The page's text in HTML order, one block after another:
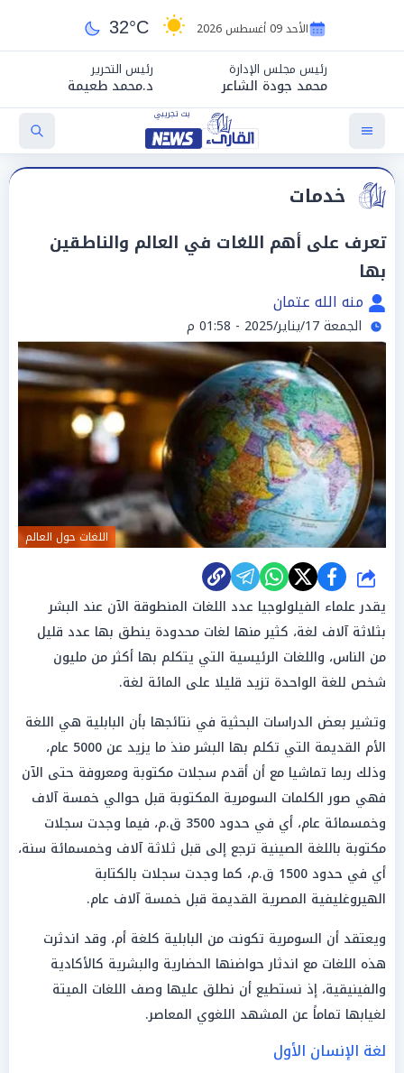
الأحد 09 أغسطس 2026 32°C
رئيس مجلس الإدارة
محمد جودة الشاعر
رئيس التحرير
د.محمد طعيمة
خدمات
تعرف على أهم اللغات في العالم والناطقين
بها
منه الله عتمان
الجمعة 17/يناير/2025 - 01:58 م
اللغات حول العالم
شارك
يقدر علماء الفيلولوجيا عدد اللغات المنطوقة الآن عند البشر
بثلاثة آلاف لغة، كثير منها لغات محدودة ينطق بها عدد قليل
من الناس، واللغات الرئيسية التي يتكلم بها أكثر من مليون
شخص للغة الواحدة تزيد قليلا على المائة لغة.
وتشير بعض الدراسات البحثية في نتائجها بأن البابلية هي اللغة
الأم القديمة التي تكلم بها البشر منذ ما يزيد عن 5000 عام،
وذلك ربما تماشيا مع أن أقدم سجلات مكتوبة ومعروفة حتى الآن
فهي صور الكلمات السومرية المكتوبة قبل حوالي خمسة آلاف
وخمسمائة عام، أي في حدود 3500 ق.م، فيما وجدت سجلات
مكتوبة باللغة الصينية ترجع إلى قبل ثلاثة آلاف وخمسمائة سنة،
أي في حدود 1500 ق.م، كما وجدت سجلات بالكتابة
الهيروغليفية المصرية القديمة قبل خمسة آلاف عام.
ويعتقد أن السومرية تكونت من البابلية كلغة أم، وقد اندثرت
هذه اللغات مع اندثار حواضنها الحضارية والبشرية كالأكادية
والفينيقية، إذ نستطيع أن نطلق عليها وصف اللغات الميتة
لغيابها تماماً عن المشهد اللغوي المعاصر.
لغة الإنسان الأول